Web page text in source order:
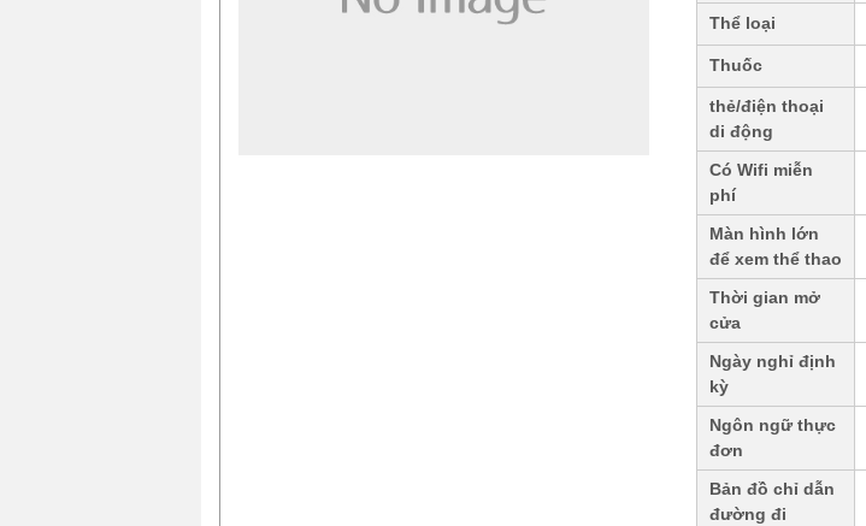
Thể loại
Thuốc
thẻ/điện thoại
di động
Có Wifi miễn
phí
Màn hình lớn
để xem thể thao
Thời gian mở
cửa
Ngày nghỉ định
kỳ
Ngôn ngữ thực
đơn
Bản đồ chỉ dẫn
đường đi